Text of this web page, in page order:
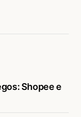
Shopee e